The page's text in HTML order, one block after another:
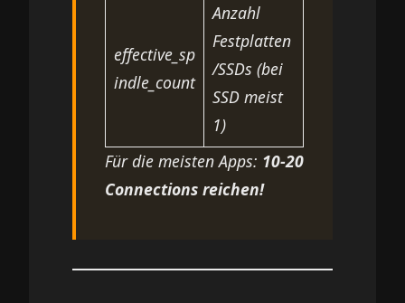
effective_sp
indle_count
Anzahl
Festplatten
/SSDs (bei
SSD meist
1)
Für die meisten Apps: 10-20
Connections reichen!